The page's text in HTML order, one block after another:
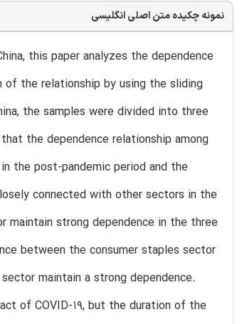
نمونه چکیده متن اصلی انگلیسی
this paper analyzes the dependence
of the relationship by using the sliding
the samples were divided into three
the dependence relationship among
the post-pandemic period and the
connected with other sectors in the
maintain strong dependence in the three
between the consumer staples sector
maintain a strong dependence.
of COVID-19, but the duration of the